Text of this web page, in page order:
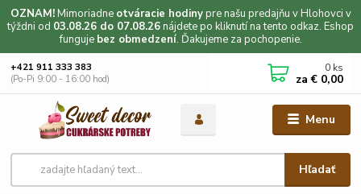
OZNAM!Mimoriadne otváracie hodinypre našu predajňu v Hlohovci v
týždni od 03.08.26 do 07.08.26 nájdete po kliknutí na tento odkaz. Eshop
funguje bez obmedzení. Ďakujeme za pochopenie.
Menu
Hľadať
+421 911 333 383
(Po-Pi 9:00 - 16:00 hod)
0 ks
za € 0,00